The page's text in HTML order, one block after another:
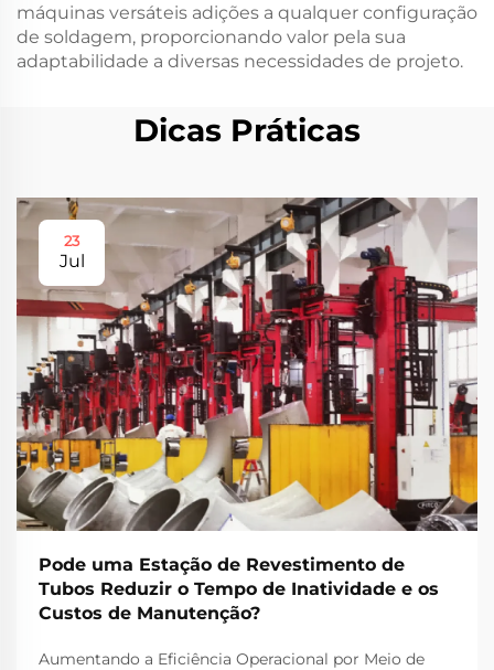
máquinas versáteis adições a qualquer configuração
de soldagem, proporcionando valor pela sua
adaptabilidade a diversas necessidades de projeto.
Dicas Práticas
23
Jul
Pode uma Estação de Revestimento de
Tubos Reduzir o Tempo de Inatividade e os
Custos de Manutenção?
Aumentando a Eficiência Operacional por Meio de